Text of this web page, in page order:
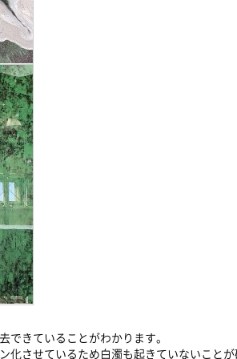
きていることがわかります。
させているため白濁も起きていないことが